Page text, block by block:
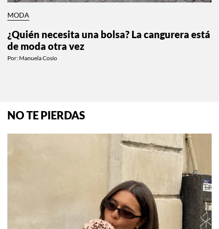
MODA
¿Quién necesita una bolsa? La cangurera está
de moda otra vez
Por: Manuela Cosío
NO TE PIERDAS